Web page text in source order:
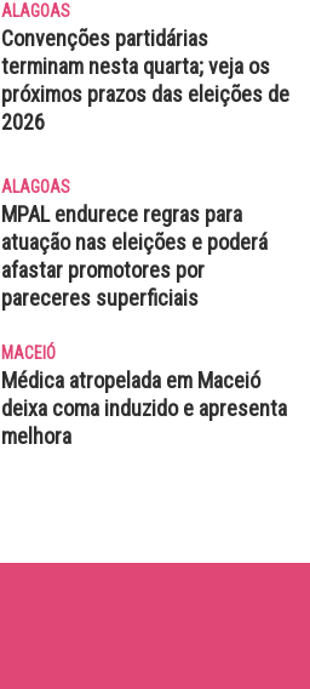
ALAGOAS
Convenções partidárias
terminam nesta quarta; veja os
próximos prazos das eleições de
2026
ALAGOAS
MPAL endurece regras para
atuação nas eleições e poderá
afastar promotores por
pareceres superficiais
MACEIÓ
Médica atropelada em Maceió
deixa coma induzido e apresenta
melhora